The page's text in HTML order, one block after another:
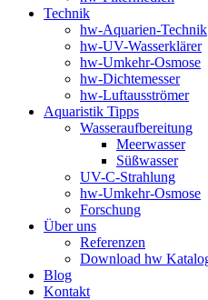
Technik
hw-Aquarien-Technik
hw-UV-Wasserklärer
hw-Umkehr-Osmose
hw-Dichtemesser
hw-Luftausströmer
Aquaristik Tipps
Wasseraufbereitung
Meerwasser
Süßwasser
UV-C-Strahlung
hw-Umkehr-Osmose
Forschung
Über uns
Referenzen
Download hw
Blog
Kontakt